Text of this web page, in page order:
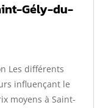
Gély-du-
Les différents
influençant le
moyens à Saint-